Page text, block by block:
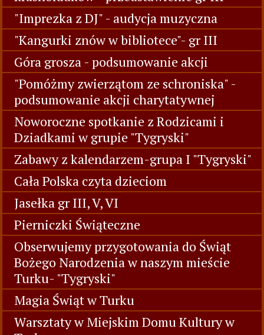
Zimowe bałwanki z masy solnej-zajęcia
plastyczne "Tygryski"
"Królewna Śnieżka i siedmiu
krasnoludków”-przedstawienie gr III
"Imprezka z DJ" - audycja muzyczna
"Kangurki znów w bibliotece"- gr III
Góra grosza - podsumowanie akcji
"Pomóżmy zwierzątom ze schroniska" -
podsumowanie akcji charytatywnej
Noworoczne spotkanie z Rodzicami i
Dziadkami w grupie "Tygryski"
Zabawy z kalendarzem-grupa I "Tygryski"
Cała Polska czyta dzieciom
Jasełka gr III, V, VI
Pierniczki Świąteczne
Obserwujemy przygotowania do Świąt